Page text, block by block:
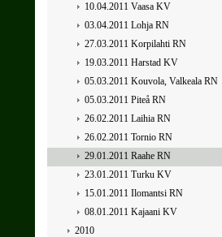
10.04.2011 Vaasa KV
03.04.2011 Lohja RN
27.03.2011 Korpilahti RN
19.03.2011 Harstad KV
05.03.2011 Kouvola, Valkeala RN
05.03.2011 Piteå RN
26.02.2011 Laihia RN
26.02.2011 Tornio RN
29.01.2011 Raahe RN
23.01.2011 Turku KV
15.01.2011 Ilomantsi RN
08.01.2011 Kajaani KV
2010